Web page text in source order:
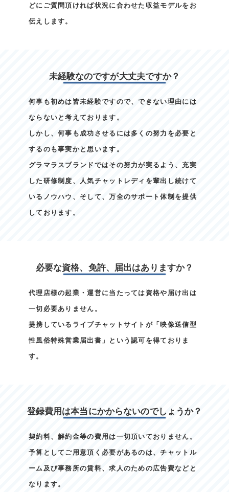
どにご質問頂ければ状況に合わせた収益モデルをお
伝えします。
未経験なのですが大丈夫ですか？
何事も初めは皆未経験ですので、できない理由には
ならないと考えております。
しかし、何事も成功させるには多くの努力を必要と
するのも事実かと思います。
グラマラスブランドではその努力が実るよう、充実
した研修制度、人気チャットレディを輩出し続けて
いるノウハウ、そして、万全のサポート体制を提供
しております。
必要な資格、免許、届出はありますか？
代理店様の起業・運営に当たっては資格や届け出は
一切必要ありません。
提携しているライブチャットサイトが「映像送信型
性風俗特殊営業届出書」という認可を得ておりま
す。
登録費用は本当にかからないのでしょうか？
契約料、解約金等の費用は一切頂いておりません。
予算としてご用意頂く必要があるのは、チャットル
ーム及び事務所の賃料、求人のための広告費などと
なります。